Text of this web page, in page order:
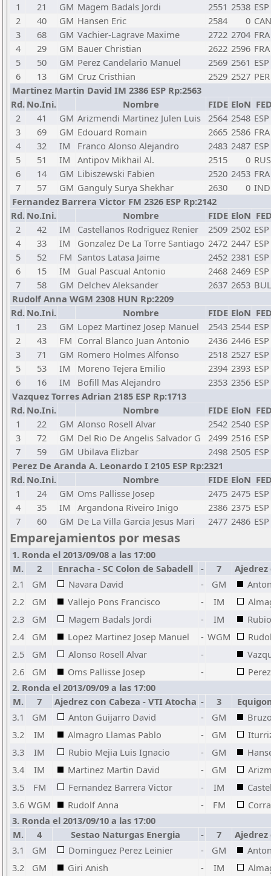
1
21 GM Magem Badals Jordi 2551 2538 ESP
2
40 GM Hansen Eric 2584 0 CAN
3
68 GM Vachier-Lagrave Maxime 2722 2704 FRA
4
29 GM Bauer Christian 2622 2596 FRA
5
50 GM Perez Candelario Manuel 2569 2561 ESP
6
13 GM Cruz Cristhian 2529 2527 PER
Martinez Martin David IM 2386 ESP Rp:2563
Rd. No.Ini. Nombre FIDE EloN
2
41 GM Arizmendi Martinez Julen Luis 2564 2548 ESP
3
69 GM Edouard Romain 2665 2586 FRA
4
32 IM Franco Alonso Alejandro 2483 2487 ESP
5
51 IM Antipov Mikhail Al. 2515 0 RUS
6
14 GM Libiszewski Fabien 2520 2453 FRA
7
57 GM Ganguly Surya Shekhar 2630 0 IND
Fernandez Barrera Victor FM 2326 ESP Rp:2142
Rd. No.Ini. Nombre FIDE EloN
2
42 IM Castellanos Rodriguez Renier 2509 2502 ESP
4
33 IM Gonzalez De La Torre Santiago 2472 2447 ESP
5
52 FM Santos Latasa Jaime 2452 2381 ESP
6
15 IM Gual Pascual Antonio 2468 2469 ESP
7
58 GM Delchev Aleksander 2637 2653 BUL
Rudolf Anna WGM 2308 HUN Rp:2209
Rd. No.Ini. Nombre FIDE EloN
1
23 GM Lopez Martinez Josep Manuel 2543 2544 ESP
2
43 FM Corral Blanco Juan Antonio 2436 2446 ESP
3
71 GM Romero Holmes Alfonso 2518 2527 ESP
5
53 IM Moreno Tejera Emilio 2394 2393 ESP
6
16 IM Bofill Mas Alejandro 2353 2356 ESP
Vazquez Torres Adrian 2185 ESP Rp:1713
Rd. No.Ini. Nombre FIDE EloN
1
22 GM Alonso Rosell Alvar 2542 2540 ESP
3
72 GM Del Rio De Angelis Salvador G 2499 2516 ESP
7
59 GM Ubilava Elizbar 2498 2505 ESP
Perez De Aranda A. Leonardo I 2105 ESP Rp:2321
Rd. No.Ini. Nombre FIDE EloN
1
24 GM Oms Pallisse Josep 2475 2475 ESP
4
35 IM Argandona Riveiro Inigo 2386 2375 ESP
7
60 GM De La Villa Garcia Jesus Mari 2477 2486 ESP
Emparejamientos por mesas
1. Ronda el 2013/09/08 a las 17:00
M.
2 Enracha - SC Colon de Sabadell - 7
Ajedrez
2.1
GM Navara David - GM
2.2
GM Vallejo Pons Francisco - IM
2.3
GM Magem Badals Jordi - IM
2.4
GM Lopez Martinez Josep Manuel - WGM
2.5
GM Alonso Rosell Alvar -
2.6
GM Oms Pallisse Josep -
2. Ronda el 2013/09/09 a las 17:00
M.
7 Ajedrez con Cabeza - VTI Atocha - 3
3.1
GM Anton Guijarro David - GM
3.2
IM Almagro Llamas Pablo - GM
3.3
IM Rubio Mejia Luis Ignacio - GM
3.4
IM Martinez Martin David - GM
3.5
FM Fernandez Barrera Victor - IM
3.6 WGM Rudolf Anna - FM
3. Ronda el 2013/09/10 a las 17:00
M.
4 Sestao Naturgas Energia - 7
Ajedrez
3.1
GM Dominguez Perez Leinier - GM
3.2
GM Giri Anish - IM